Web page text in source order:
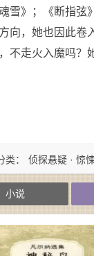
魂雪》；《断指
向，她也因此卷
不走火入魔吗？
类： 侦探悬疑 · 惊
小说